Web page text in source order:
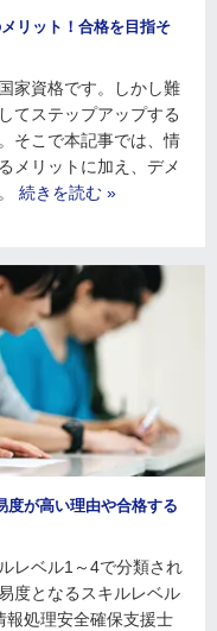
リット！合格を目指そ
家資格です。しかし難
てステップアップする
そこで本記事では、情
メリットに加え、デメ
続きを読む »
度が高い理由や合格する
レベル1～4で分類され
度となるスキルレベル
報処理安全確保支援士